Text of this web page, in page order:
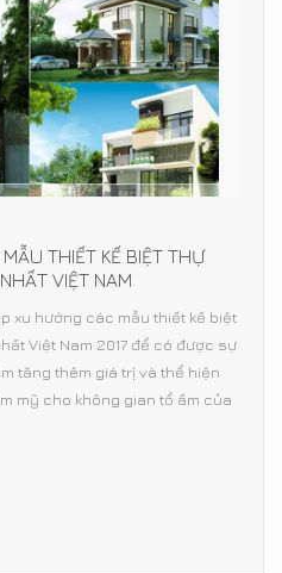
THIẾT KẾ BIỆT THỰ
VIỆT NAM
xu hướng các mẫu thiết kế biệt
Việt Nam 2017 để có được sự
tăng thêm giá trị và thể hiện
mỹ cho không gian tổ ấm của